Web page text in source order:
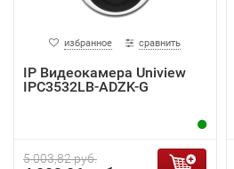
избранное сравнить
IP Видеокамера Uniview
IPC3532LB-ADZK-G
5 003,82 руб.